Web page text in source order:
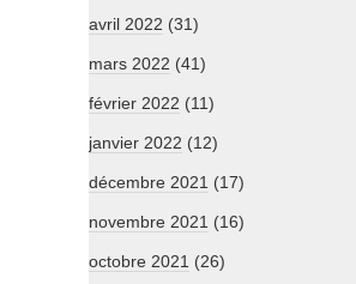
avril 2022 (31)
mars 2022 (41)
février 2022 (11)
janvier 2022 (12)
décembre 2021 (17)
novembre 2021 (16)
octobre 2021 (26)